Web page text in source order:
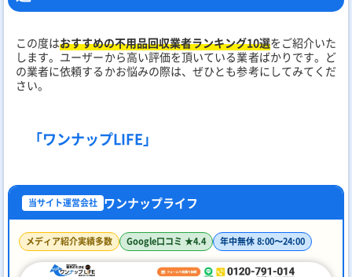
この度はおすすめの不用品回収業者ランキング10選をご紹介いた
します。ユーザーから高い評価を頂いている業者ばかりです。ど
の業者に依頼するかお悩みの際は、ぜひとも参考にしてみてくだ
さい。
「ワンナップLIFE」
当サイト運営会社 ワンナップライフ
メディア紹介実績多数 Google口コミ ★4.4 年中無休 8:00〜24:00